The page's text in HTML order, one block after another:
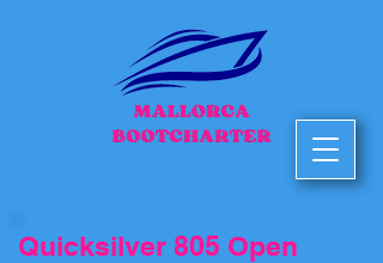
Quicksilver 805 Open